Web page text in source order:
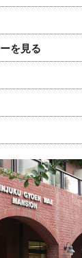
を見る